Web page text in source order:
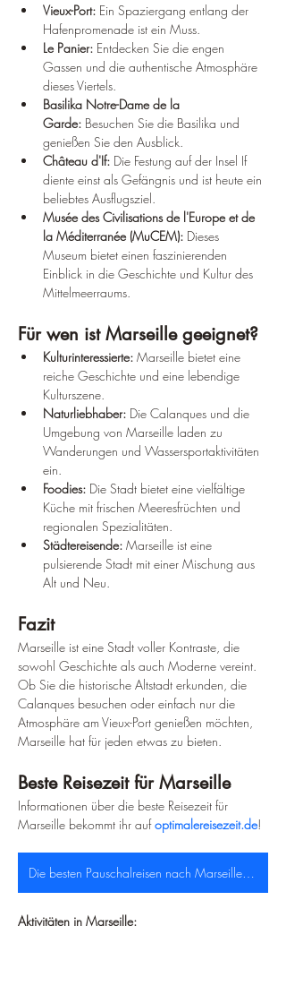
Vieux-Port: Ein Spaziergang entlang der
Hafenpromenade ist ein Muss.
Le Panier: Entdecken Sie die engen
Gassen und die authentische Atmosphäre
dieses Viertels.
Basilika Notre-Dame de la
Garde: Besuchen Sie die Basilika und
genießen Sie den Ausblick.
Château d'If: Die Festung auf der Insel If
diente einst als Gefängnis und ist heute ein
beliebtes Ausflugsziel.
Musée des Civilisations de l'Europe et de
la Méditerranée (MuCEM): Dieses
Museum bietet einen faszinierenden
Einblick in die Geschichte und Kultur des
Mittelmeerraums.
Für wen ist Marseille geeignet?
Kulturinteressierte: Marseille bietet eine
reiche Geschichte und eine lebendige
Kulturszene.
Naturliebhaber: Die Calanques und die
Umgebung von Marseille laden zu
Wanderungen und Wassersportaktivitäten
ein.
Foodies: Die Stadt bietet eine vielfältige
Küche mit frischen Meeresfrüchten und
regionalen Spezialitäten.
Städtereisende: Marseille ist eine
pulsierende Stadt mit einer Mischung aus
Alt und Neu.
Fazit
Marseille ist eine Stadt voller Kontraste, die
sowohl Geschichte als auch Moderne vereint.
Ob Sie die historische Altstadt erkunden, die
Calanques besuchen oder einfach nur die
Atmosphäre am Vieux-Port genießen möchten,
Marseille hat für jeden etwas zu bieten.
Beste Reisezeit für Marseille
Informationen über die beste Reisezeit für
Marseille bekommt ihr auf optimalereisezeit.de!
Aktivitäten in Marseille: